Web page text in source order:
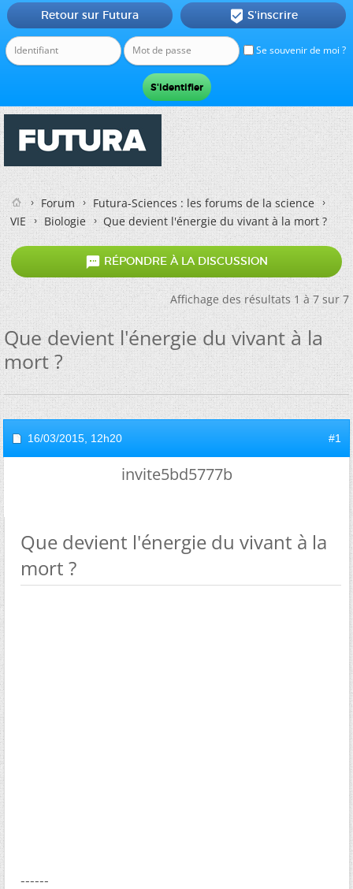
Se souvenir de moi ?
Retour sur Futura  S'inscrire
Forum
Futura-Sciences : les forums de la science
VIE
Biologie Que devient l'énergie du vivant à la mort ?
 RÉPONDRE À LA DISCUSSION
Affichage des résultats 1 à 7 sur 7
Que devient l'énergie du vivant à la
mort ?
16/03/2015, 12h20 #1
invite5bd5777b
Que devient l'énergie du vivant à la
mort ?
------